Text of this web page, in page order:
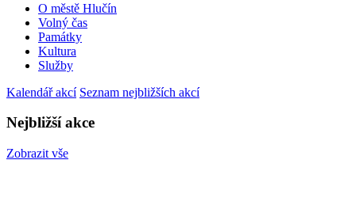
O městě Hlučín
Volný čas
Památky
Kultura
Služby
Kalendář akcí Seznam nejbližších akcí
Nejbližší akce
Zobrazit vše